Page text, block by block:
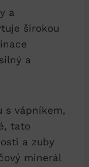
a
širokou
a
s vápníkem,
tato
a zuby
minerál